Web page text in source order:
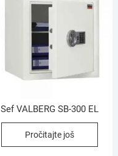
Sef VALBERG SB-300 EL
Pročitajte još